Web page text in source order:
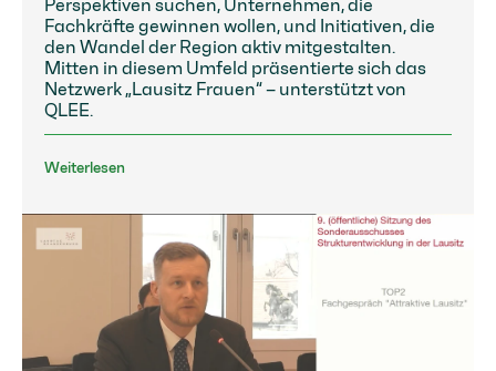
Perspektiven suchen, Unternehmen, die
Fachkräfte gewinnen wollen, und Initiativen, die
den Wandel der Region aktiv mitgestalten.
Mitten in diesem Umfeld präsentierte sich das
Netzwerk „Lausitz Frauen“ – unterstützt von
QLEE.
Weiterlesen